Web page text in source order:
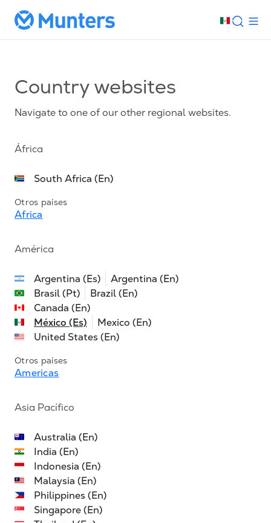
Country websites
Navigate to one of our other regional websites.
África
South Africa (En)
Otros países
Africa
América
Argentina (Es)
Argentina (En)
Brasil (Pt)
Brazil (En)
Canada (En)
México (Es)
Mexico (En)
United States (En)
Otros países
Americas
Asia Pacífico
Australia (En)
India (En)
Indonesia (En)
Malaysia (En)
Philippines (En)
Singapore (En)